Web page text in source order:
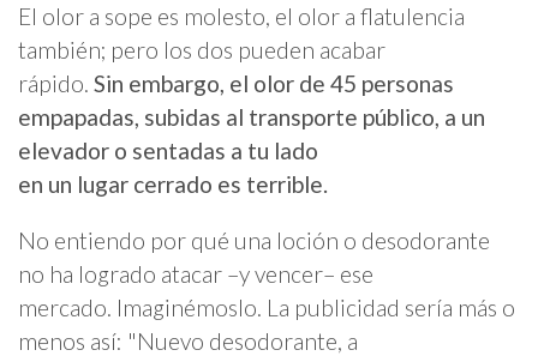
El olor a sope es molesto, el olor a flatulencia
también; pero los dos pueden acabar
rápido. Sin embargo, el olor de 45 personas
empapadas, subidas al transporte público, a un
elevador o sentadas a tu lado
en un lugar cerrado es terrible.
No entiendo por qué una loción o desodorante
no ha logrado atacar –y vencer– ese
mercado. Imaginémoslo. La publicidad sería más o
menos así: "Nuevo desodorante, a